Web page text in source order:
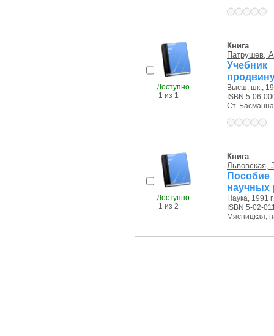
Доступно
1 из 1
Книга
Патрушев,
Высш. шк.,
ISBN 5-06-
Ст.
Доступно
1 из 2
Книга
Львовская,
научных
Наука, 1991 г.
ISBN 5-02-
Мясницкая,